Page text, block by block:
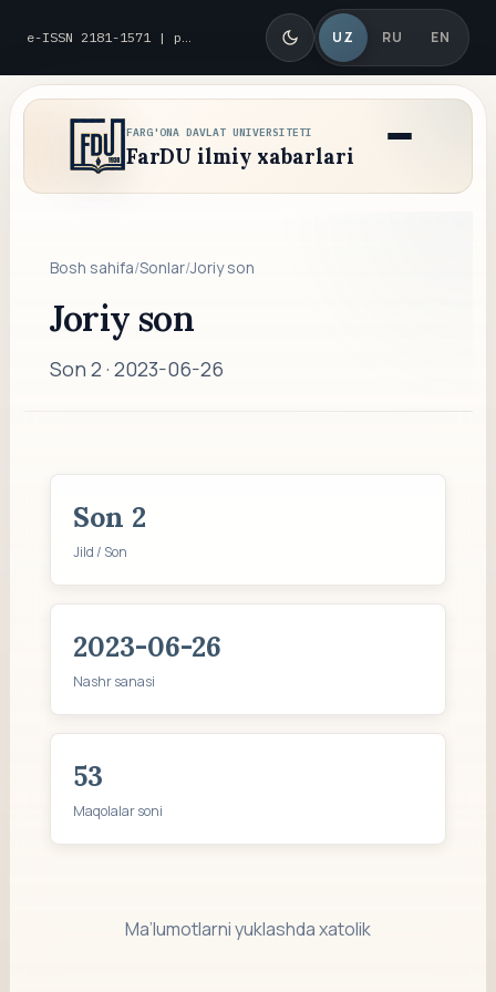
e-ISSN 2181-1571 | p-ISSN 2010-8419 UZ RU EN
FARG'ONA DAVLAT UNIVERSITETI
FarDU ilmiy xabarlari
Bosh sahifa/Sonlar/Joriy son
Joriy son
Son 2 · 2023-06-26
Son 2
Jild / Son
2023-06-26
Nashr sanasi
53
Maqolalar soni
Ma’lumotlarni yuklashda xatolik